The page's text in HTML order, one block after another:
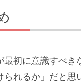
最初に意識すべき
られるか」だと思